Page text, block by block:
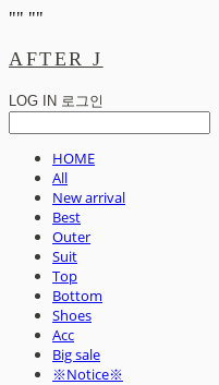
"" ""
AFTER J
LOG IN 로그인
HOME
All
New arrival
Best
Outer
Suit
Top
Bottom
Shoes
Acc
Big sale
※Notice※